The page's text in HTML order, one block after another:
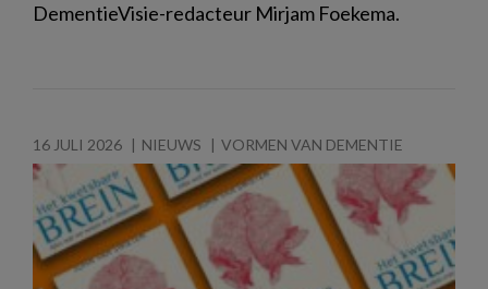
DementieVisie-redacteur Mirjam Foekema.
16 JULI 2026 NIEUWS VORMEN VAN DEMENTIE